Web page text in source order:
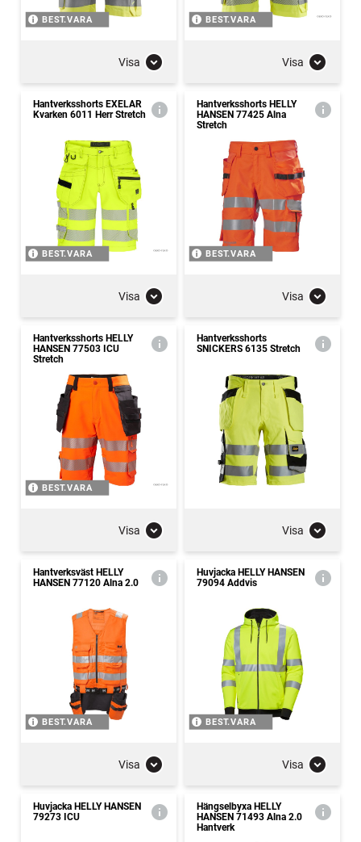
BEST.VARA
Visa
BEST.VARA
Visa
Hantverksshorts EXELAR
Kvarken 6011 Herr Stretch
BEST.VARA
Visa
Hantverksshorts HELLY
HANSEN 77425 Alna
Stretch
BEST.VARA
Visa
Hantverksshorts HELLY
HANSEN 77503 ICU
Stretch
BEST.VARA
Visa
Hantverksshorts
SNICKERS 6135 Stretch
Visa
Hantverksväst HELLY
HANSEN 77120 Alna 2.0
BEST.VARA
Visa
Huvjacka HELLY HANSEN
79094 Addvis
BEST.VARA
Visa
Huvjacka HELLY HANSEN
79273 ICU
Hängselbyxa HELLY
HANSEN 71493 Alna 2.0
Hantverk